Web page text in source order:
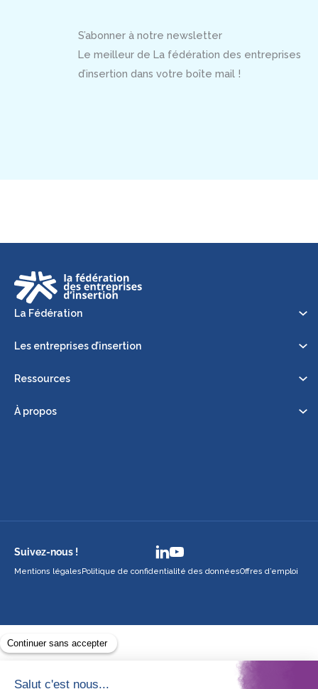
S’abonner à notre newsletter
Le meilleur de La fédération des entreprises
d’insertion dans votre boîte mail !
La Fédération
Les entreprises d’insertion
Ressources
À propos
Suivez-nous !
Mentions légalesPolitique de confidentialité des donnéesOffres d’emploi